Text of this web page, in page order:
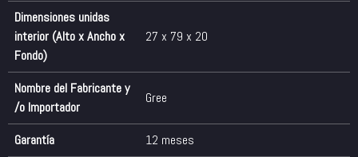
Dimensiones unidas
interior (Alto x Ancho x
Fondo)
27 x 79 x 20
Nombre del Fabricante y
/o Importador
Gree
Garantía
12 meses